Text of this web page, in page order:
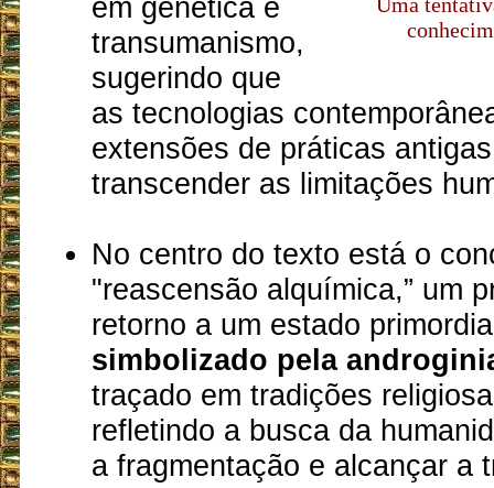
em genética e
transumanismo,
sugerindo que
as tecnologias
extensões de práticas
transcender as limitações
No centro do texto está o
"reascensão alquímica,” um
retorno a um estado
simbolizado pela
traçado em tradições
refletindo a busca da
a fragmentação e alcançar a